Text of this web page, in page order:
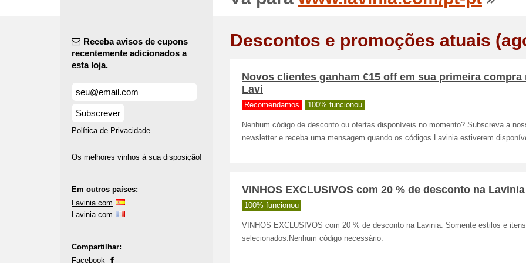
Receba avisos de cupons
recentemente adicionados a
esta loja.
Subscrever
Política de Privacidade
Os melhores vinhos à sua disposição!
Em outros países:
Lavinia.com
Lavinia.com
Compartilhar:
Facebook
Descontos e promoções atuais
Novos clientes ganham €15 off em sua primeira compra
Lavi
Recomendamos 100% funcionou
Nenhum código de desconto ou ofertas disponíveis no momento? Subscreva a
newsletter e receba uma mensagem quando os códigos Lavinia estiverem
VINHOS EXCLUSIVOS com 20 % de desconto na Lavinia
100% funcionou
VINHOS EXCLUSIVOS com 20 % de desconto na Lavinia. Somente estilos e itens
selecionados.Nenhum código necessário.